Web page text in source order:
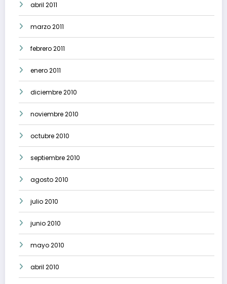
abril 2011
marzo 2011
febrero 2011
enero 2011
diciembre 2010
noviembre 2010
octubre 2010
septiembre 2010
agosto 2010
julio 2010
junio 2010
mayo 2010
abril 2010